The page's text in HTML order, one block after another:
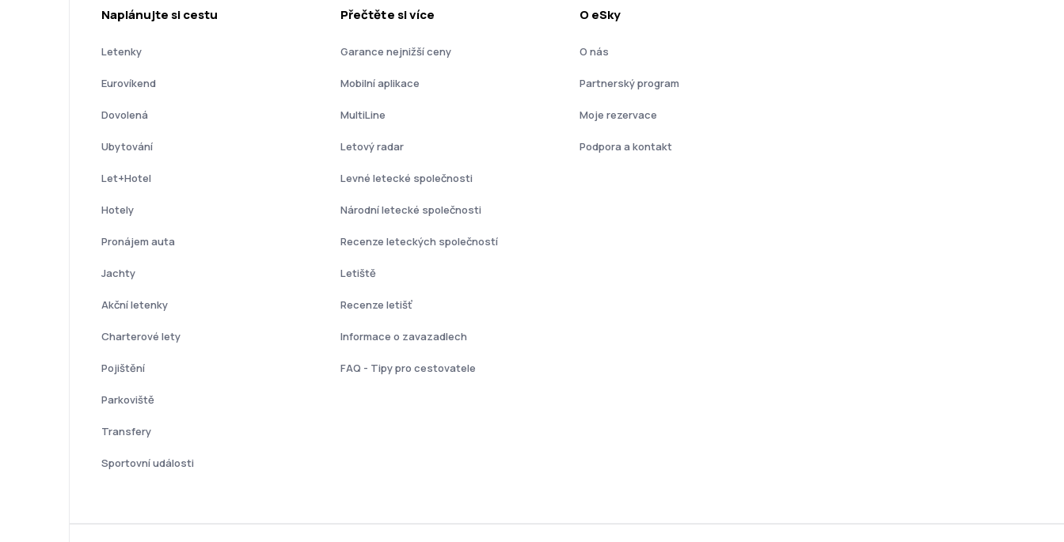
Naplánujte si cestu
Letenky
Eurovíkend
Dovolená
Ubytování
Let+Hotel
Hotely
Pronájem auta
Jachty
Akční letenky
Charterové lety
Pojištění
Parkoviště
Transfery
Sportovní události
Přečtěte si více
Garance nejnižší ceny
Mobilní aplikace
MultiLine
Letový radar
Levné letecké společnosti
Národní letecké společnosti
Recenze leteckých společností
Letiště
Recenze letišť
Informace o zavazadlech
FAQ - Tipy pro cestovatele
O eSky
O nás
Partnerský program
Moje rezervace
Podpora a kontakt